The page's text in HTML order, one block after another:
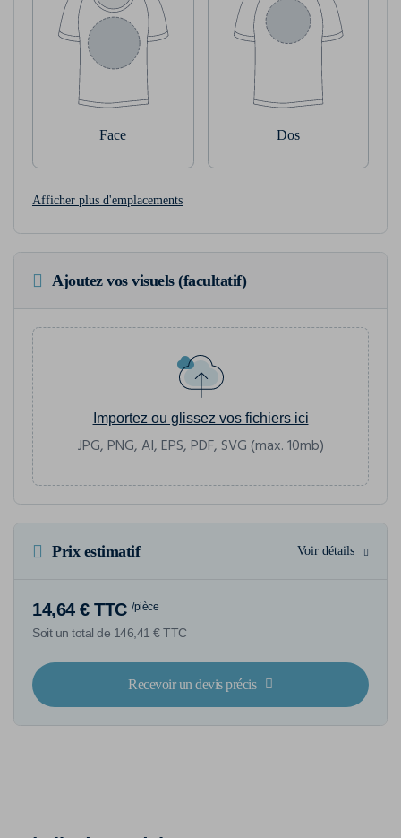
Face Dos
Afficher plus d'emplacements
Ajoutez vos visuels (facultatif)
Importez ou glissez vos fichiers ici
JPG, PNG, AI, EPS, PDF, SVG (max. 10mb)
Prix estimatif Voir détails
14,64 € TTC /pièce
Soit un total de 146,41 € TTC
Recevoir un devis précis